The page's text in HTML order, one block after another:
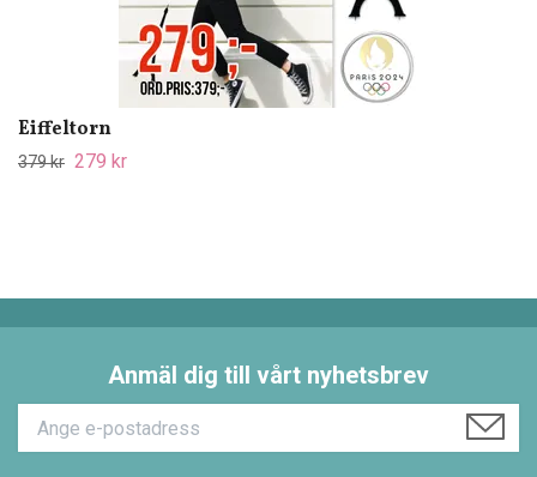
Eiffeltorn
379 kr 279 kr
Anmäl dig till vårt nyhetsbrev